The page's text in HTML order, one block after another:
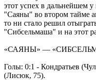
этот успех в дальнейшем у
"Саяны" во втором тайме
то ни стало решил
"Сибсельмаша" и на этот
«САЯНЫ» —
Голы: 0:1 - Кондратьев
(Лисюк, 75).